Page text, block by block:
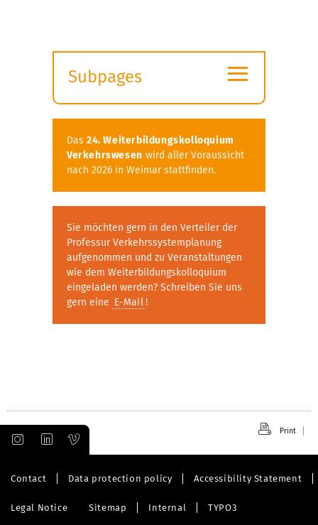
Subpages
submenu
≡
Das 24. Weiterbildungskolloquium
Verkehrswesen wird aller Voraussicht
nach 2026 in Weimar stattfinden.
Sie möchten gern in den Verteiler der
Professur Verkehrssystemplanung
aufgenommen und zu Veranstaltungen
wie dem Weiterbildungskolloquium
eingeladen werden? Schreiben Sie uns
gern eine E-Mail !
Print
Contact Data protection policy Accessibility Statement
Legal Notice Sitemap Internal TYPO3